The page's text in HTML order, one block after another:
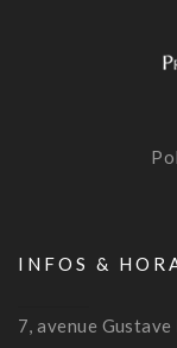
INFOS &
7, avenue Gustave